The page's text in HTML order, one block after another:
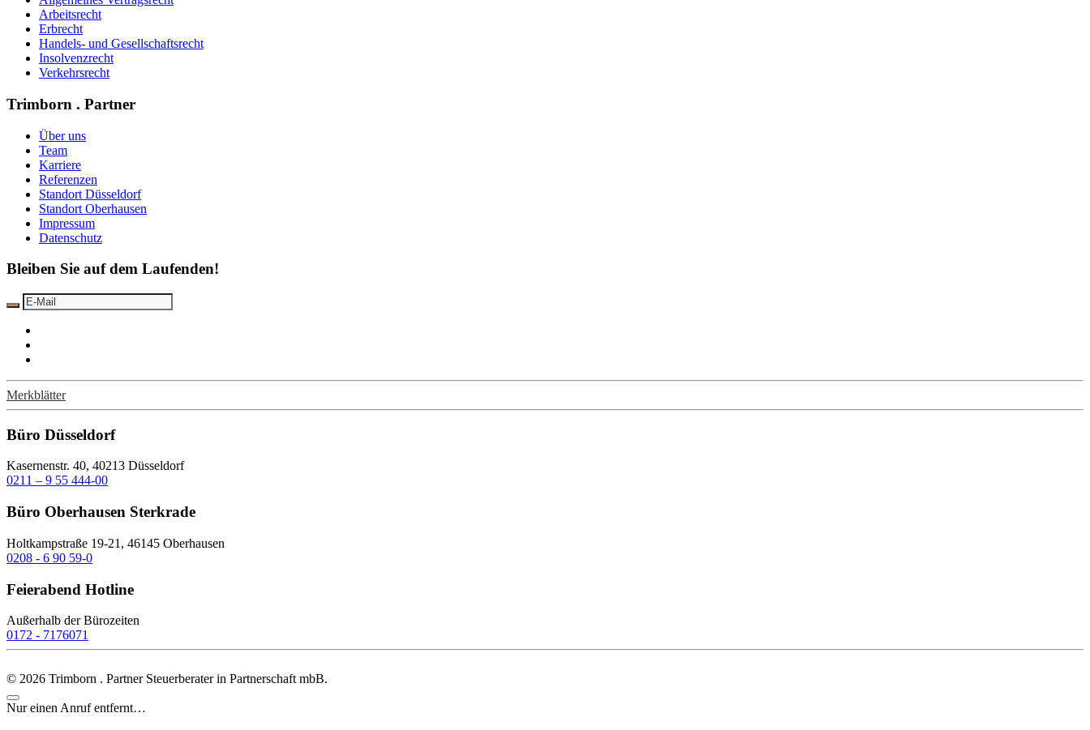
Arbeitsrecht
Erbrecht
Handels- und Gesellschaftsrecht
Insolvenzrecht
Verkehrsrecht
Trimborn . Partner
Über uns
Team
Karriere
Referenzen
Standort Düsseldorf
Standort Oberhausen
Impressum
Datenschutz
Bleiben Sie auf dem Laufenden!
Merkblätter
Büro Düsseldorf
Kasernenstr. 40, 40213 Düsseldorf
0211 – 9 55 444-00
Büro Oberhausen Sterkrade
Holtkampstraße 19-21, 46145 Oberhausen
0208 - 6 90 59-0
Feierabend Hotline
Außerhalb der Bürozeiten
0172 - 7176071
© 2026 Trimborn . Partner Steuerberater in Partnerschaft mbB.
Nur einen Anruf entfernt…